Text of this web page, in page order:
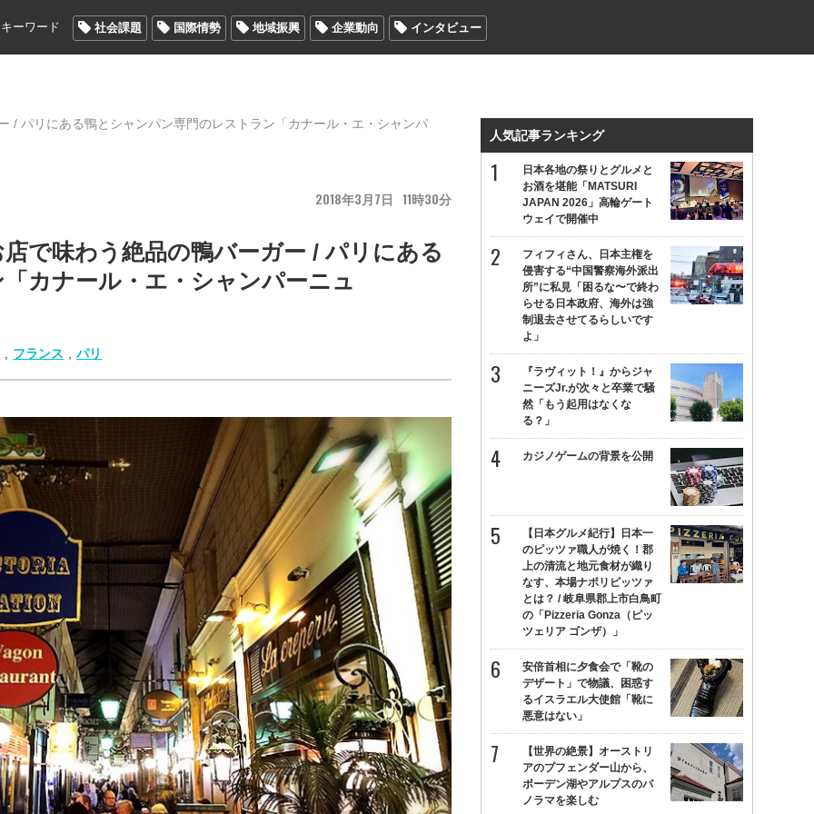
ーワード 社会課題 国際情勢 地域振興 企業動向 インタビュー
/ パリにある鴨とシャンパン専門のレストラン「カナール・エ・シャンパ
2018 3 7 11 30
で味わう絶品の鴨バーガー / パリにある
カナール・エ・シャンパーニュ
フランス パリ
人気記事ランキング
日本各地の祭りとグルメと
お酒を堪能「MATSURI
JAPAN 2026」高輪ゲート
ウェイで開催中
フィフィさん、日本主権を
侵害する“中国警察海外派出
所”に私見「困るな〜で終わ
らせる日本政府、海外は強
制退去させてるらしいです
よ」
『ラヴィット！』からジャ
ニーズJr.が次々と卒業で騒
然「もう起用はなくな
る？」
カジノゲームの背景を公開
【日本グルメ紀行】日本一
のピッツァ職人が焼く！郡
上の清流と地元食材が織り
なす、本場ナポリピッツァ
とは？ / 岐阜県郡上市白鳥町
の「Pizzeria Gonza（ピッ
ツェリア ゴンザ）」
安倍首相に夕食会で「靴の
デザート」で物議、困惑す
るイスラエル大使館「靴に
悪意はない」
【世界の絶景】オーストリ
アのプフェンダー山から、
ボーデン湖やアルプスのパ
ノラマを楽しむ